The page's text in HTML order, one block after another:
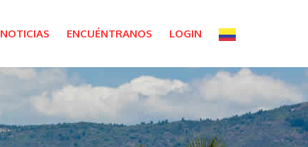
NOTICIAS ENCUÉNTRANOS LOGIN